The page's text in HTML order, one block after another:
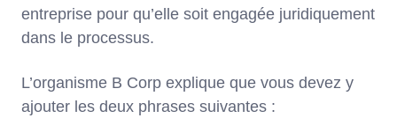
entreprise pour qu’elle soit engagée juridiquement
dans le processus.
L’organisme B Corp explique que vous devez y
ajouter les deux phrases suivantes :